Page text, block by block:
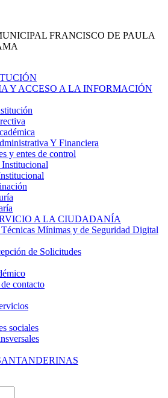
FRANCISCO DE PAULA
Y ACCESO A LA INFORMACIÓN
Y Financiera
y entes de control
A LA CIUDADANÍA
Mínimas y de Seguridad Digital
de Solicitudes
contacto
sociales